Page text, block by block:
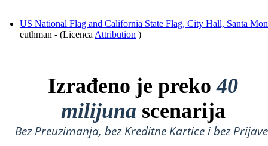
US National Flag and California State Flag, City Hall, Santa
euthman - (Licenca Attribution )
Izrađeno je preko40
milijuna scenarija
Bez Preuzimanja, bez Kreditne Kartice i bez